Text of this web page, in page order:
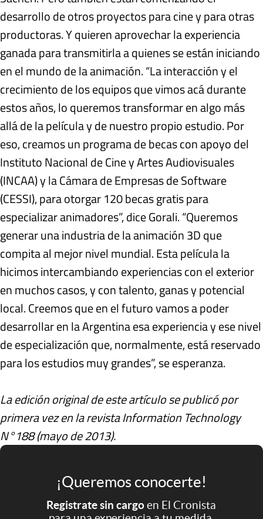
desarrollo de otros proyectos para cine y para otras
productoras. Y quieren aprovechar la experiencia
ganada para transmitirla a quienes se están iniciando
en el mundo de la animación. “La interacción y el
crecimiento de los equipos que vimos acá durante
estos años, lo queremos transformar en algo más
allá de la película y de nuestro propio estudio. Por
eso, creamos un programa de becas con apoyo del
Instituto Nacional de Cine y Artes Audiovisuales
(INCAA) y la Cámara de Empresas de Software
(CESSI), para otorgar 120 becas gratis para
especializar animadores”, dice Gorali. “Queremos
generar una industria de la animación 3D que
compita al mejor nivel mundial. Esta película la
hicimos intercambiando experiencias con el exterior
en muchos casos, y con talento, ganas y potencial
local. Creemos que en el futuro vamos a poder
desarrollar en la Argentina esa experiencia y ese nivel
de especialización que, normalmente, está reservado
para los estudios muy grandes”, se esperanza.
La edición original de este artículo se publicó por
primera vez en la revista Information Technology
N°188 (mayo de 2013).
¡Queremos conocerte!
Registrate sin cargoen El Cronista